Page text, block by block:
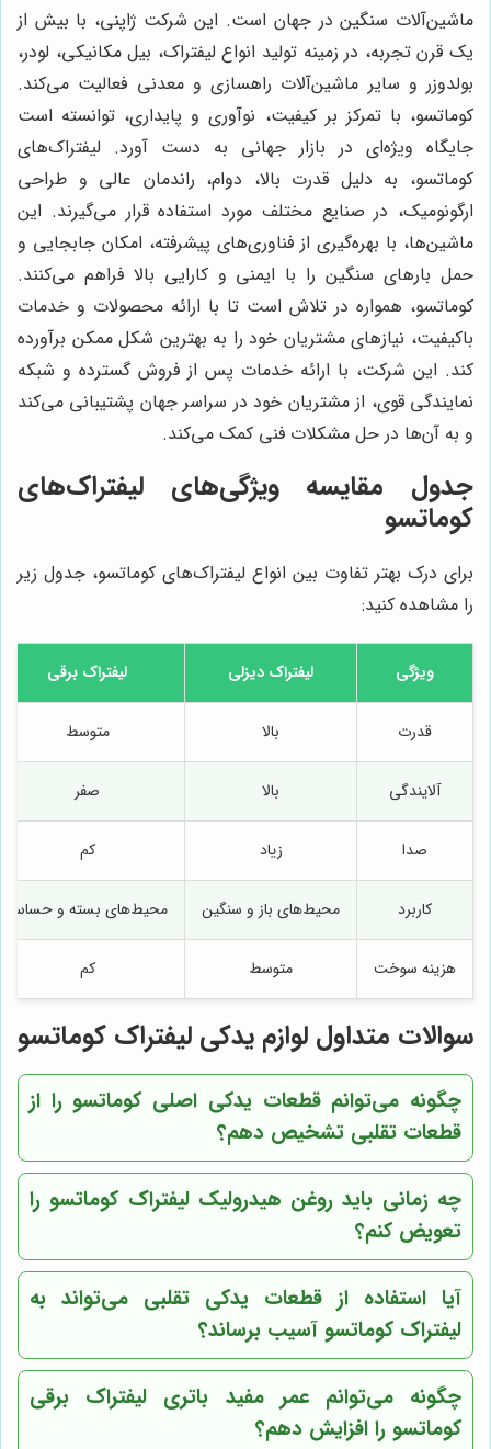
ماشین‌آلات سنگین در جهان است. این شرکت ژاپنی، با بیش از
یک قرن تجربه، در زمینه تولید انواع لیفتراک، بیل مکانیکی، لودر،
بولدوزر و سایر ماشین‌آلات راهسازی و معدنی فعالیت می‌کند.
کوماتسو، با تمرکز بر کیفیت، نوآوری و پایداری، توانسته است
جایگاه ویژه‌ای در بازار جهانی به دست آورد. لیفتراک‌های
کوماتسو، به دلیل قدرت بالا، دوام، راندمان عالی و طراحی
ارگونومیک، در صنایع مختلف مورد استفاده قرار می‌گیرند. این
ماشین‌ها، با بهره‌گیری از فناوری‌های پیشرفته، امکان جابجایی و
حمل بارهای سنگین را با ایمنی و کارایی بالا فراهم می‌کنند.
کوماتسو، همواره در تلاش است تا با ارائه محصولات و خدمات
باکیفیت، نیازهای مشتریان خود را به بهترین شکل ممکن برآورده
کند. این شرکت، با ارائه خدمات پس از فروش گسترده و شبکه
نمایندگی قوی، از مشتریان خود در سراسر جهان پشتیبانی می‌کند
و به آن‌ها در حل مشکلات فنی کمک می‌کند.
جدول مقایسه ویژگی‌های لیفتراک‌های
کوماتسو
برای درک بهتر تفاوت بین انواع لیفتراک‌های کوماتسو، جدول زیر
را مشاهده کنید:
ویژگی لیفتراک دیزلی لیفتراک برقی
قدرت بالا متوسط
آلایندگی بالا صفر
صدا زیاد کم
کاربرد محیط‌های باز و سنگین محیط‌های بسته و حساس
هزینه سوخت متوسط کم
سوالات متداول لوازم یدکی لیفتراک کوماتسو
چگونه می‌توانم قطعات یدکی اصلی کوماتسو را از
قطعات تقلبی تشخیص دهم؟
چه زمانی باید روغن هیدرولیک لیفتراک کوماتسو را
تعویض کنم؟
آیا استفاده از قطعات یدکی تقلبی می‌تواند به
لیفتراک کوماتسو آسیب برساند؟
چگونه می‌توانم عمر مفید باتری لیفتراک برقی
کوماتسو را افزایش دهم؟